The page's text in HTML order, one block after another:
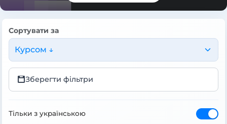
Сортувати за
Курсом ↓
Зберегти фільтри
Тільки з українською